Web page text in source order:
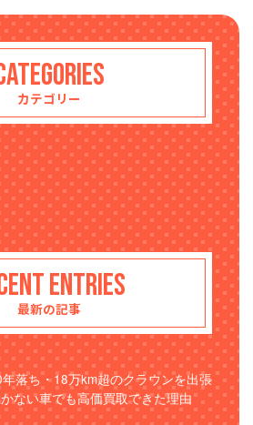
カテゴリー
ENTRIES
最新の記事
落ち・18万km超のクラウンを出張
ない車でも高価買取できた理由